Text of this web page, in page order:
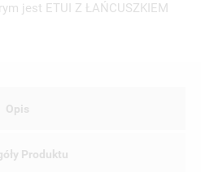
jest ETUI Z ŁAŃCUSZKIEM
Opis
Produktu